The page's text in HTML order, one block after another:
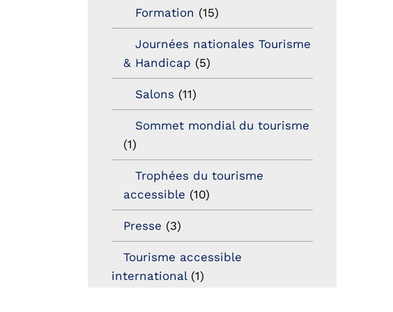
Formation (15)
Journées nationales Tourisme
& Handicap (5)
Salons (11)
Sommet mondial du tourisme
(1)
Trophées du tourisme
accessible (10)
Presse (3)
Tourisme accessible
international(1)